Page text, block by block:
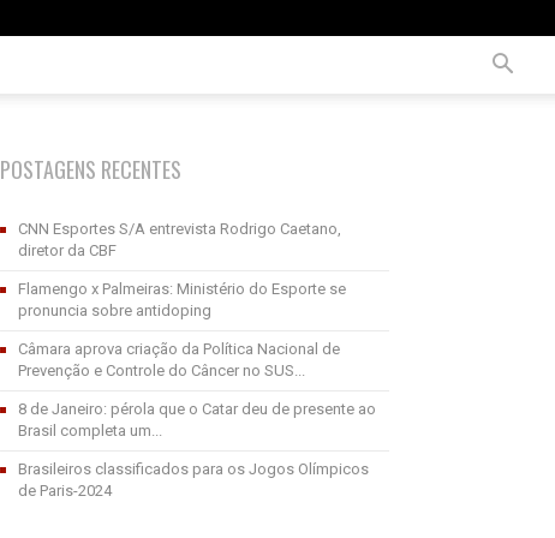
POSTAGENS RECENTES
CNN Esportes S/A entrevista Rodrigo Caetano,
diretor da CBF
Flamengo x Palmeiras: Ministério do Esporte se
pronuncia sobre antidoping
Câmara aprova criação da Política Nacional de
Prevenção e Controle do Câncer no SUS...
8 de Janeiro: pérola que o Catar deu de presente ao
Brasil completa um...
Brasileiros classificados para os Jogos Olímpicos
de Paris-2024